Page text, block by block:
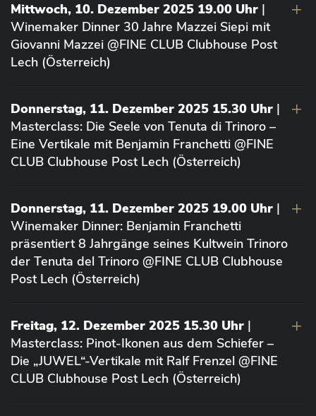
Mittwoch, 10. Dezember 2025 19.00 Uhr |
Winemaker Dinner 30 Jahre Mazzei Siepi mit
Giovanni Mazzei @FINE CLUB Clubhouse Post
Lech (Österreich)
Donnerstag, 11. Dezember 2025 15.30 Uhr |
Masterclass: Die Seele von Tenuta di Trinoro –
Eine Vertikale mit Benjamin Franchetti @FINE
CLUB Clubhouse Post Lech (Österreich)
Donnerstag, 11. Dezember 2025 19.00 Uhr |
Winemaker Dinner: Benjamin Franchetti
präsentiert 8 Jahrgänge seines Kultwein Trinoro
der Tenuta del Trinoro @FINE CLUB Clubhouse
Post Lech (Österreich)
Freitag, 12. Dezember 2025 15.30 Uhr |
Masterclass: Pinot-Ikonen aus dem Schiefer –
Die „JUWEL“-Vertikale mit Ralf Frenzel @FINE
CLUB Clubhouse Post Lech (Österreich)